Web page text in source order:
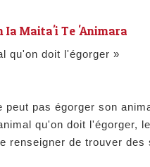
Maita'i Te 'Animara
qu'on doit l'égorger »
pas égorger son
qu'on doit l'égorger,
renseigner de trouver